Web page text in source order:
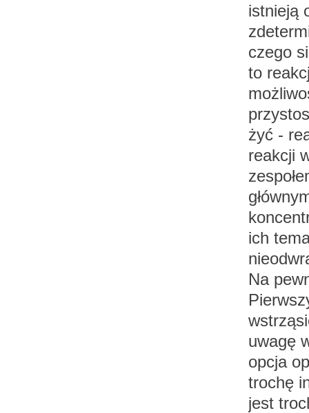
istnieją
czego
to
żyć -
reakcji
ich
Na
uwagę
opcja
trochę
jest